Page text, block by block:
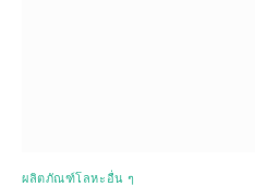
ผลิตภัณฑ์โลหะอื่น ๆ